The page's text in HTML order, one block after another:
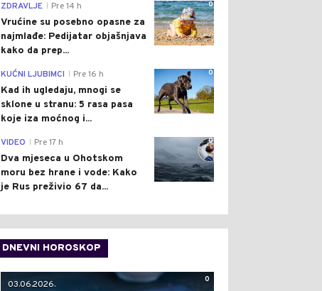
0
ZDRAVLJE Pre 14 h
Vrućine su posebno opasne za
najmlađe: Pedijatar objašnjava
kako da prep...
0
KUĆNI LJUBIMCI Pre 16 h
Kad ih ugledaju, mnogi se
sklone u stranu: 5 rasa pasa
koje iza moćnog i...
0
VIDEO Pre 17 h
Dva mjeseca u Ohotskom
moru bez hrane i vode: Kako
je Rus preživio 67 da...
DNEVNI HOROSKOP
0
03.06.2026.